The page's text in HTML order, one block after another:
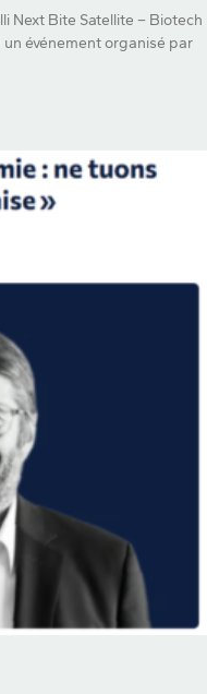
Next Bite Satellite – Biotech
événement organisé par